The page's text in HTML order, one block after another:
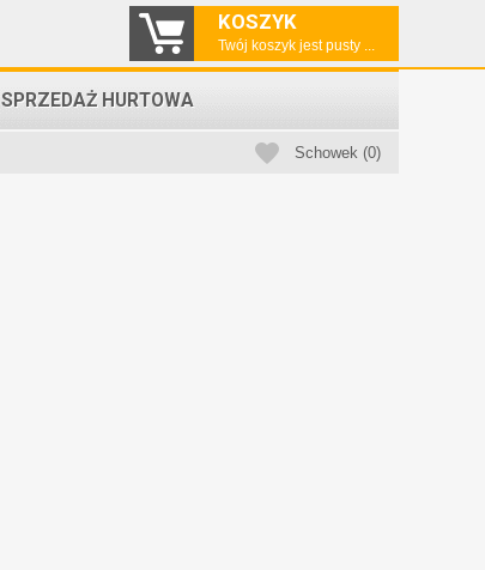
KOSZYK
Twój koszyk jest pusty ...
SPRZEDAŻ HURTOWA
Schowek (0)